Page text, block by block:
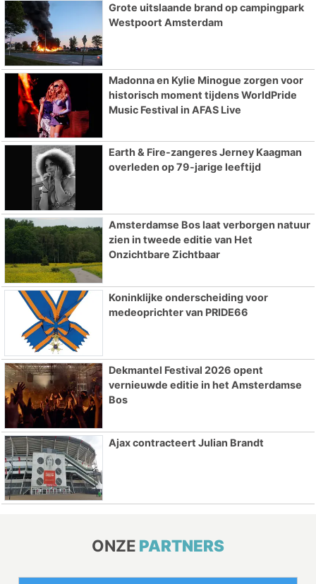
Grote uitslaande brand op campingpark
Westpoort Amsterdam
Madonna en Kylie Minogue zorgen voor
historisch moment tijdens WorldPride
Music Festival in AFAS Live
Earth & Fire-zangeres Jerney Kaagman
overleden op 79-jarige leeftijd
Amsterdamse Bos laat verborgen natuur
zien in tweede editie van Het
Onzichtbare Zichtbaar
Koninklijke onderscheiding voor
medeoprichter van PRIDE66
Dekmantel Festival 2026 opent
vernieuwde editie in het Amsterdamse
Bos
Ajax contracteert Julian Brandt
ONZE PARTNERS